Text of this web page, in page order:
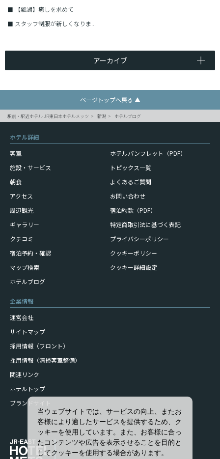
■
【瓢湖】癒しを求めて
■ スタッフ制服が新しくなりま...
アーカイブ
ページトップへ戻る ▲
駅前・駅近ホテル JR東日本ホテルメッツ 新潟 ホテルブログ
ホテル詳細
客室
施設・サービス
朝食
アクセス
周辺観光
ギャラリー
クチコミ
宿泊予約・確認
マップ検索
ホテルブログ
ホテルパンフレット（PDF）
トピックス一覧
よくあるご質問
お問い合わせ
宿泊約款（PDF）
特定商取引法に基づく表記
プライバシーポリシー
クッキーポリシー
クッキー詳細設定
企業情報
運営会社
サイトマップ
採用情報（フロント）
採用情報（清掃客室整備）
関連リンク
ホテルトップ
ブランドサイト
当ウェブサイトでは、サービスの向上、またお
客様により適したサービスを提供するため、ク
ッキーを使用しています。また、お客様に合っ
たコンテンツや広告を表示させることを目的と
してクッキーを使用する場合があります。